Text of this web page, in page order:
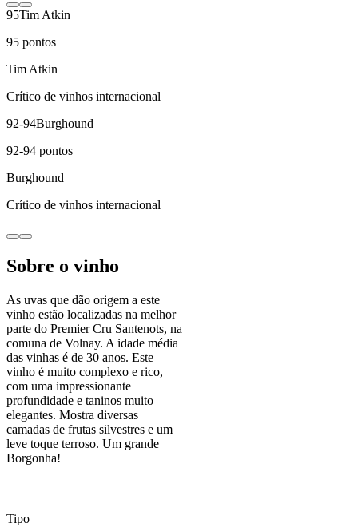
95Tim Atkin
95 pontos
Tim Atkin
Crítico de vinhos internacional
92-94Burghound
92-94 pontos
Burghound
Crítico de vinhos internacional
Sobre o vinho
As uvas que dão origem a este
vinho estão localizadas na melhor
parte do Premier Cru Santenots, na
comuna de Volnay. A idade média
das vinhas é de 30 anos. Este
vinho é muito complexo e rico,
com uma impressionante
profundidade e taninos muito
elegantes. Mostra diversas
camadas de frutas silvestres e um
leve toque terroso. Um grande
Borgonha!
Tipo